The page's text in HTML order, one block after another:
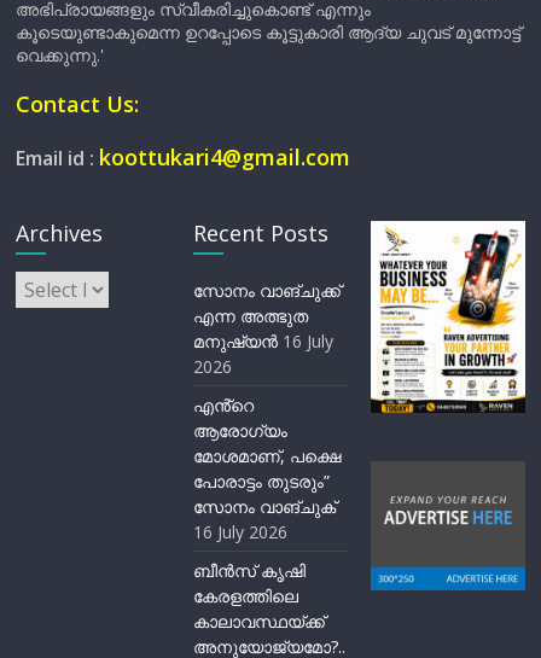
അഭിപ്രായങ്ങളും സ്വീകരിച്ചുകൊണ്ട് എന്നും
കൂടെയുണ്ടാകുമെന്ന ഉറപ്പോടെ കൂട്ടുകാരി ആദ്യ ചുവട് മുന്നോട്ട്
വെക്കുന്നു.'
Contact Us:
Email id : koottukari4@gmail.com
Archives
Archives
Recent Posts
സോനം വാങ്ചുക്ക്
എന്ന അത്ഭുത
മനുഷ്യന്‍ 16 July
2026
എൻ്റെ
ആരോഗ്യം
മോശമാണ്, പക്ഷെ
പോരാട്ടം തുടരും”
സോനം വാങ്ചുക്
16 July 2026
ബീന്‍സ് കൃഷി
കേരളത്തിലെ
കാലാവസ്ഥയ്ക്ക്
അനുയോജ്യമോ?..